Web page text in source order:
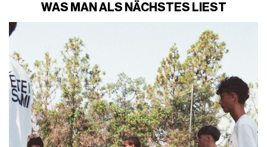
WAS MAN ALS NÄCHSTES LIEST